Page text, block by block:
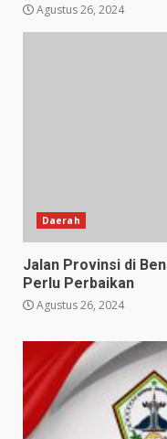
Agustus 26, 2024
Daerah
Jalan Provinsi di
Perlu Perbaikan
Agustus 26, 2024